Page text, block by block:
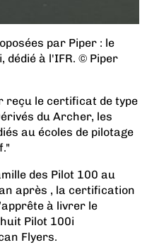
par Piper : le
dédié à l'IFR. © Piper
reçu le certificat de type
du Archer, les
au écoles de pilotage
des Pilot 100 au
après , la certification
à livrer le
Pilot 100i
Flyers.